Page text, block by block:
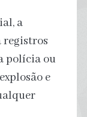
a
registros
polícia ou
e